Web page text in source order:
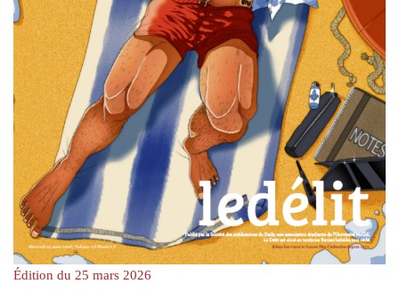
Édition du 25 mars 2026